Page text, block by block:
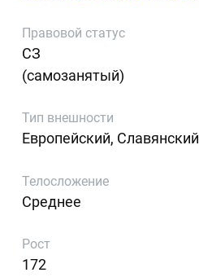
Правовой статус
СЗ
(самозанятый)
Тип внешности
Европейский, Славянский
Телосложение
Среднее
Рост
172